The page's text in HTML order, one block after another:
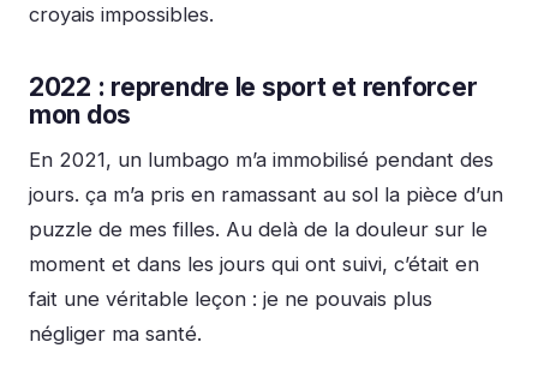
croyais impossibles.
2022 : reprendre le sport et renforcer
mon dos
En 2021, un lumbago m’a immobilisé pendant des
jours. ça m’a pris en ramassant au sol la pièce d’un
puzzle de mes filles. Au delà de la douleur sur le
moment et dans les jours qui ont suivi, c’était en
fait une véritable leçon : je ne pouvais plus
négliger ma santé.